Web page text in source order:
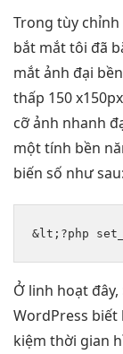
Trong tùy chỉnh
bắt mắttôi đã
mắtảnh đại bền
thấp 150
cỡ ảnh nhanh
một tính bền
biến số như sau:
&lt;?php
Ở linh hoạt
WordPress biết
kiệm thời gian